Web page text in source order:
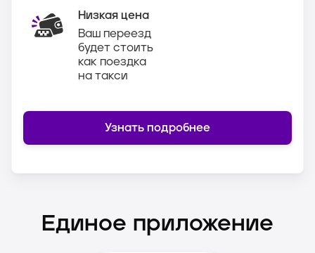
Низкая цена
Ваш переезд
будет стоить
как поездка
на такси
Узнать подробнее
Единое приложение